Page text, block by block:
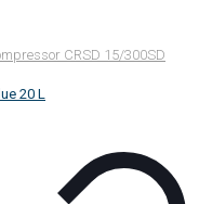
CRSD 15/300SD